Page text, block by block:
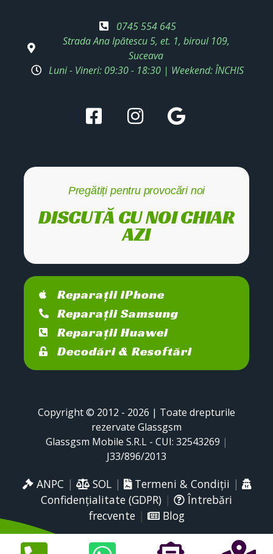
0745 554 645
Strada Ana Ipătescu 5, et. 1, biroul 109,
Suceava
Luni - Vineri: 09:30 - 18:30 | Weekend: ÎNCHIS
Pregătiți pentru provocări noi
DISCUTĂ CU NOI CHIAR
AZI
Reparații iPhone
Reparații Samsung
Reparații Huawei
Decodări & Resoftări
Copyright © 2012 - 2026 | Toate drepturile
rezervate Glassgsm
Glassgsm Mobile S.R.L - CUI: 32543269 |
J33/896/2013
ANPC | SOL| Termeni & Condiții |
Confidențialitate (GDPR) |
Întrebări
frecvente| Blog